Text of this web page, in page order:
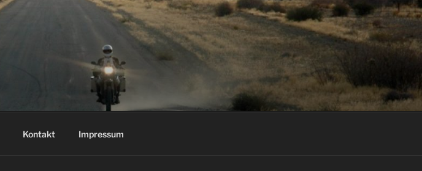
Kontakt Impressum